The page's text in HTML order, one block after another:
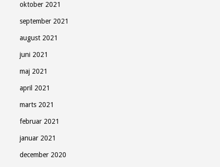
oktober 2021
september 2021
august 2021
juni 2021
maj 2021
april 2021
marts 2021
februar 2021
januar 2021
december 2020